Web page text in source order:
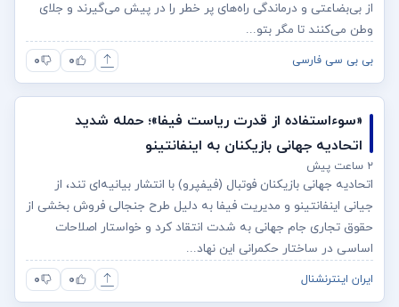
از بی‌بضاعتی و درماندگی راه‌های پر خطر را در پیش می‌گیرند و جلای
وطن می‌کنند تا مگر بتو...
بی بی سی فارسی ۰ ۰
«سوءاستفاده از قدرت ریاست فیفا»؛ حمله شدید
اتحادیه جهانی بازیکنان به اینفانتینو
۲ ساعت پیش
اتحادیه جهانی بازیکنان فوتبال (فیفپرو) با انتشار بیانیه‌ای تند، از
جیانی اینفانتینو و مدیریت فیفا به دلیل طرح جنجالی فروش بخشی از
حقوق تجاری جام جهانی به شدت انتقاد کرد و خواستار اصلاحات
اساسی در ساختار حکمرانی این نهاد...
ایران اینترنشنال ۰ ۰